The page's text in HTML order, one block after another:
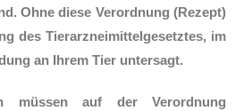
Ohne diese Verordnung (Rezept)
des Tierarzneimittelgesetztes, im
an Ihrem Tier untersagt.
müssen auf der Verordnung